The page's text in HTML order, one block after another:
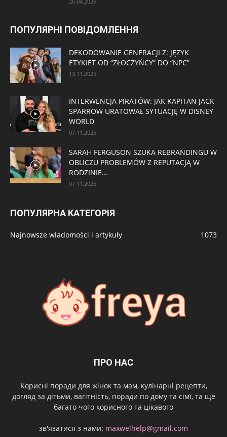
ПОПУЛЯРНІ ПОВІДОМЛЕННЯ
DEKODOWANIE GENERACJI Z: JĘZYK
ETYKIET OD “ZŁOCZYŃCY” DO “NPC”
13.11.2025
INTERWENCJA PIRATÓW: JAK KAPITAN JACK
SPARROW URATOWAŁ SYTUACJĘ W DISNEY
WORLD
07.11.2025
SARAH FERGUSON SZUKA REBRANDINGU W
OBLICZU PROBLEMÓW Z REPUTACJĄ W
RODZINIE...
07.11.2025
ПОПУЛЯРНА КАТЕГОРІЯ
Najnowsze wiadomości i artykuły 1073
ПРО НАС
Корисні поради для жінок та мам, кулінарні рецепти,
догляд за дітьми, вагітність, поради по дому та сімї, та ще
багато чого корисного та цікавого
зв'язатися з нами: maxwelhelp@gmail.com